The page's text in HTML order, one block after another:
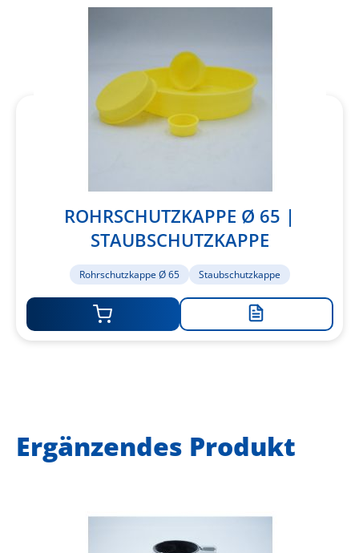
ROHRSCHUTZKAPPE Ø 65 |
STAUBSCHUTZKAPPE
Rohrschutzkappe Ø 65 Staubschutzkappe
Zur
Ergänzendes Produkt